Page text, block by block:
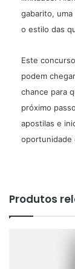
gabarito,
o estilo das
Este
podem
chance para
próximo
apostilas e
oportunidade
Produtos